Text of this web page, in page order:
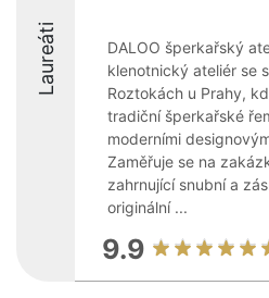
Laureáti
DALOO šperkařský
klenotnický ateliér se
Roztokách u Prahy,
tradiční šperkařské
moderními
Zaměřuje se na
zahrnující snubní a
originální ...
9.9